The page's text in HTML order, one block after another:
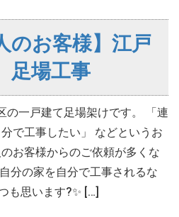
のお客様】江戸
場工事
の一戸建て足場架けです。 「連
で工事したい」 などというお
お客様からのご依頼が多くな
分の家を自分で工事されるな
も思います?✨ […]